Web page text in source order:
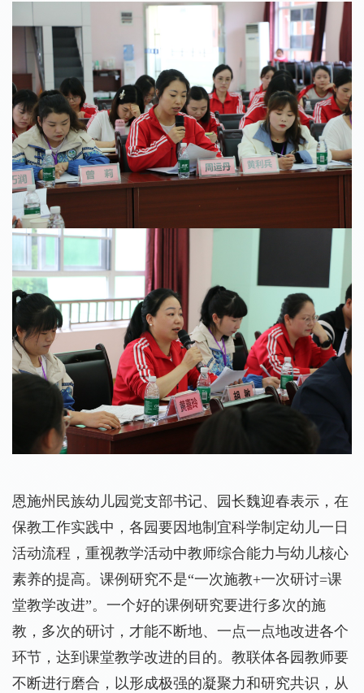
恩施州民族幼儿园党支部书记、园长魏迎春表示， 在
保教工作实践中，各园要因地制宜科学制定幼儿一日
活动流程，重视教学活动中教师综合能力与幼儿核心
素养的提高。 课例研究不是“一次施教+一次研讨=课
堂教学改进”。一个好的课例研究要进行多次的施
教，多次的研讨，才能不断地、一点一点地改进各个
环节，达到课堂教学改进的目的。教联体各园教师要
不断进行磨合，以形成极强的凝聚力和研究共识，从